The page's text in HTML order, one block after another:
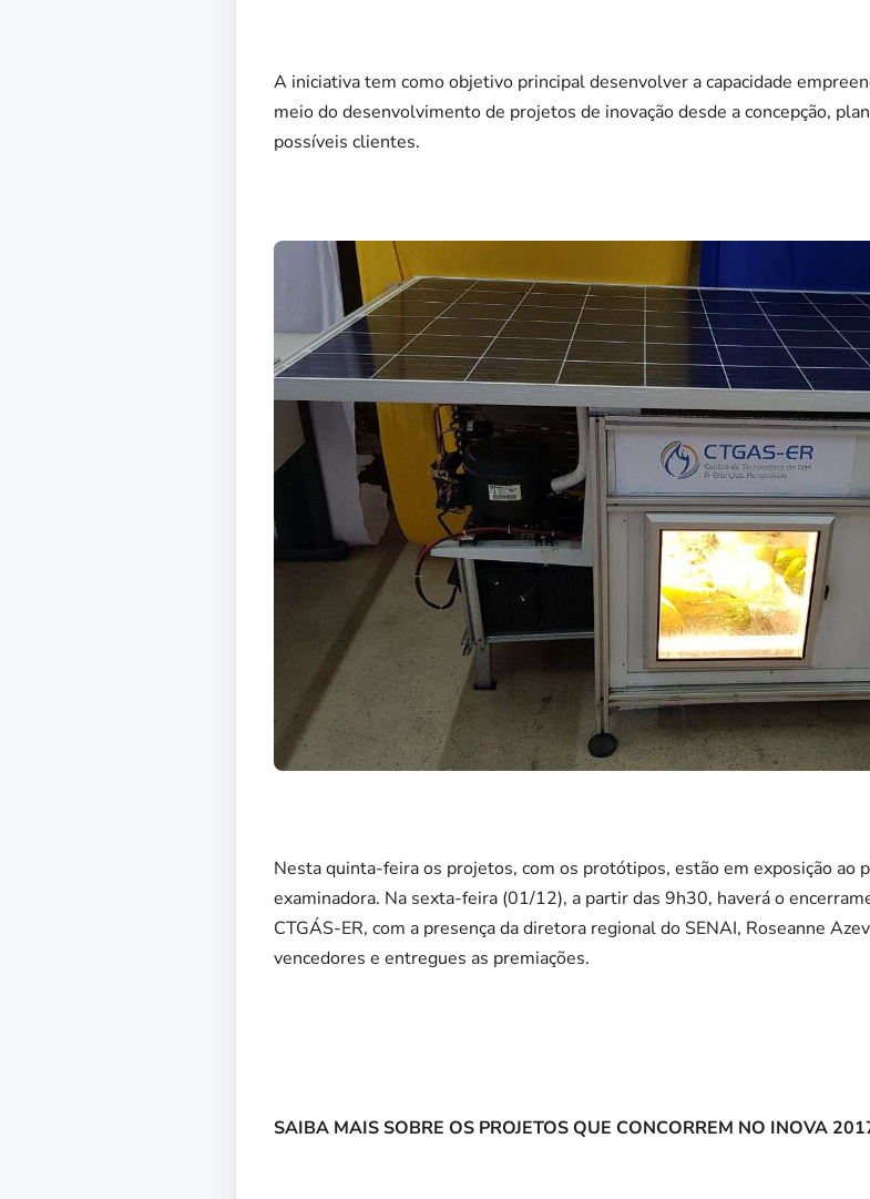
A iniciativa tem como objetivo principal desenvolver a capacidade
meio do desenvolvimento de projetos de inovação desde a concepção,
possíveis clientes.
Nesta quinta-feira os projetos, com os protótipos, estão em exposição ao
examinadora. Na sexta-feira (01/12), a partir das 9h30, haverá o
CTGÁS-ER, com a presença da diretora regional do SENAI, Roseanne
vencedores e entregues as premiações.
SAIBA MAIS SOBRE OS PROJETOS QUE CONCORREM NO INOVA